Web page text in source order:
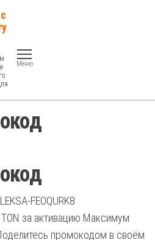
Меню
FEOQURK8
за активацию Максимум
промокодом в своём